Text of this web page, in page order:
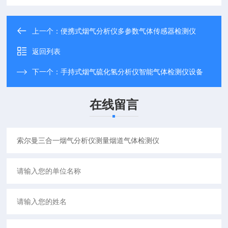
上一个：便携式烟气分析仪多参数气体传感器检测仪
返回列表
下一个：手持式烟气硫化氢分析仪智能气体检测仪设备
在线留言